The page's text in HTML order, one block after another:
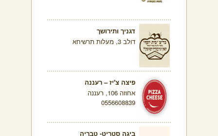
דגניך ותירושך
דולב 3, מעלות תרשיחא
פיצה צ'יז – רעננה
אחוזה 106, רעננה
0556608839
ביגה סטריט- טבריה